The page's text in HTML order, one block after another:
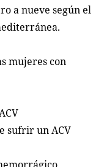
a nueve según el
mujeres con
sufrir un ACV